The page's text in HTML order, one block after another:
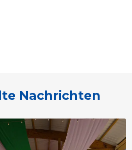
Nachrichten